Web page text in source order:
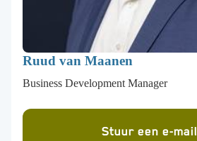
Ruud van Maanen
Business Development Manager
Stuur een e-mail